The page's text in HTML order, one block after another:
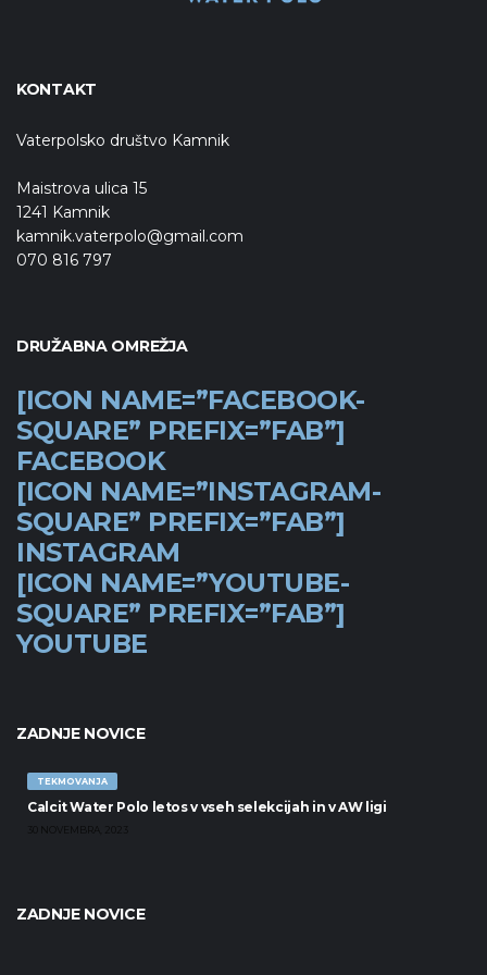
KONTAKT
Vaterpolsko društvo Kamnik
Maistrova ulica 15
1241 Kamnik
kamnik.vaterpolo@gmail.com
070 816 797
DRUŽABNA OMREŽJA
[ICON NAME=”FACEBOOK-
SQUARE” PREFIX=”FAB”]
FACEBOOK
[ICON NAME=”INSTAGRAM-
SQUARE” PREFIX=”FAB”]
INSTAGRAM
[ICON NAME=”YOUTUBE-
SQUARE” PREFIX=”FAB”]
YOUTUBE
ZADNJE NOVICE
TEKMOVANJA
Calcit Water Polo letos v vseh selekcijah in v AW ligi
30 NOVEMBRA, 2023
ZADNJE NOVICE